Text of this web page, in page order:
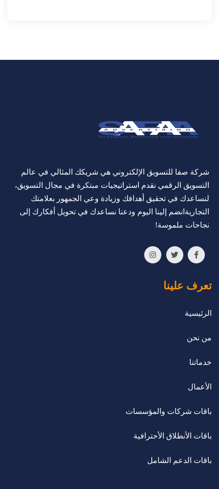
شركة صفا للتسويق الإلكتروني هي شريكك المثالي في عالم
التسويق الرقمي نقدم استراتيجيات مبتكرة في مجال التسويق،
لنساعدك في تحقيق أهدافك وزيادة وعي الجمهور بعلامتك
التجاريةانضم إلينا اليوم ودعنا نساعدك في تحويل أفكارك إلى
نجاحات ملموسة!
تعرف علينا
الرئيسية
من نحن
خدماتنا
الأعمال
باقات شركات والمؤسسات
باقات الأنطلاق الأحترافية
باقات الدعم الشامل